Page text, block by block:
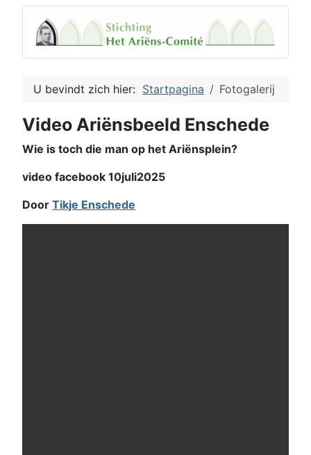
U bevindt zich hier: Startpagina Fotogalerij
Video Ariënsbeeld Enschede
Wie is toch die man op het Ariënsplein?
video facebook 10juli2025
Door Tikje Enschede